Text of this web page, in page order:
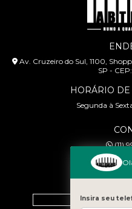
Av. Cruzeiro do Sul, 1100,
SP -
HORÁRIO
Segunda à
(11)
Insira seu